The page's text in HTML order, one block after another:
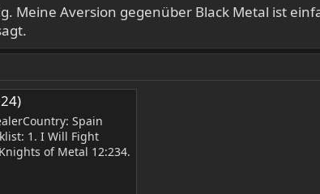
Meine Aversion gegenüber Black Metal ist
Spain
1. I Will Fight
of Metal 12:234.